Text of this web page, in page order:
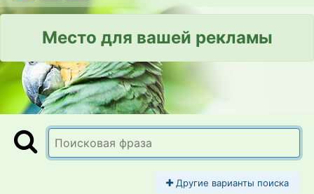
Место для вашей рекламы
Другие варианты поиска